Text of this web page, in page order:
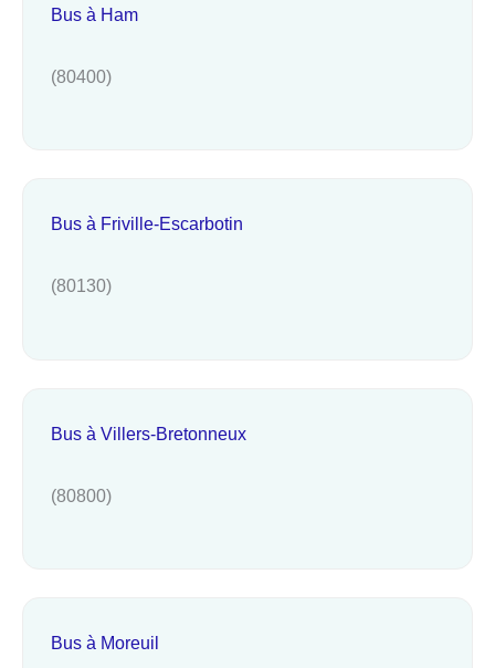
Bus à Ham
(80400)
Bus à Friville-Escarbotin
(80130)
Bus à Villers-Bretonneux
(80800)
Bus à Moreuil